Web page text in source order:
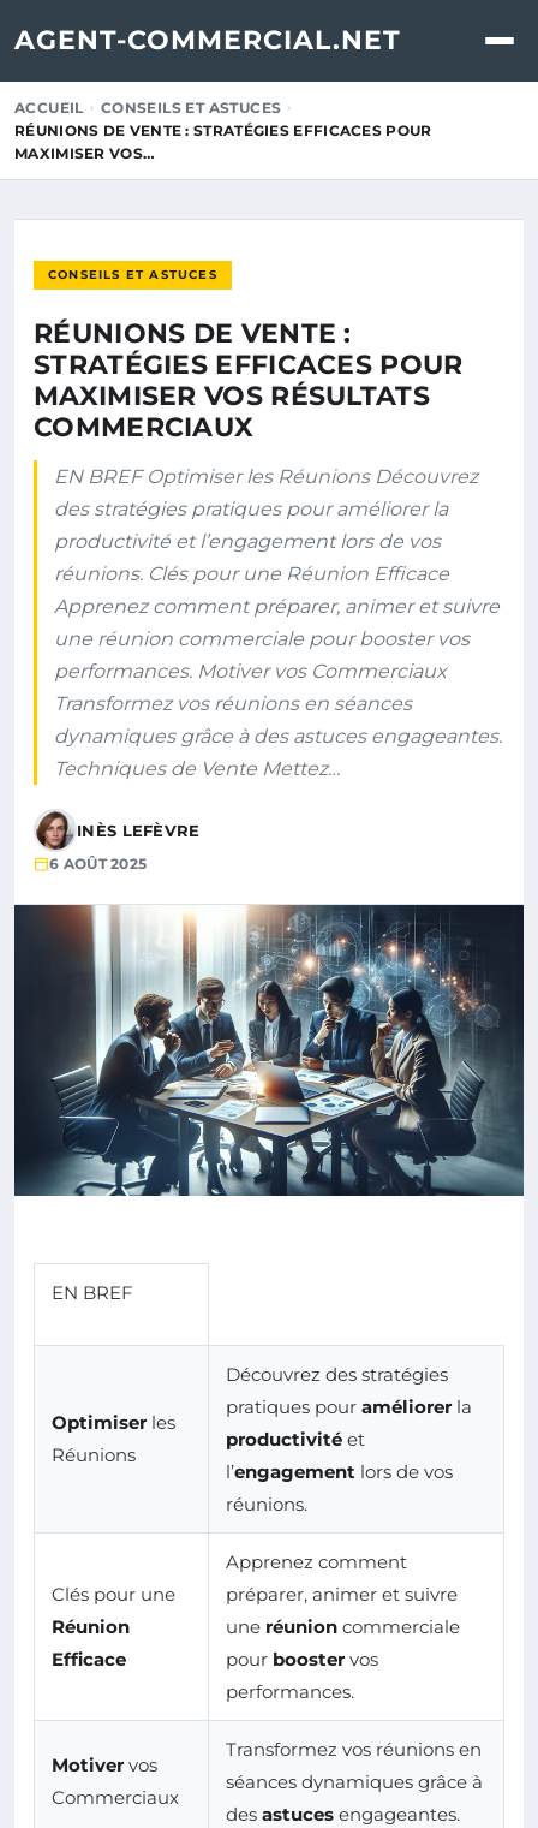
AGENT-COMMERCIAL.NET
ACCUEIL
CONSEILS ET ASTUCES
RÉUNIONS DE VENTE : STRATÉGIES EFFICACES POUR
MAXIMISER VOS…
CONSEILS ET ASTUCES
RÉUNIONS DE VENTE :
STRATÉGIES EFFICACES POUR
MAXIMISER VOS RÉSULTATS
COMMERCIAUX
EN BREF Optimiser les Réunions Découvrez
des stratégies pratiques pour améliorer la
productivité et l’engagement lors de vos
réunions. Clés pour une Réunion Efficace
Apprenez comment préparer, animer et suivre
une réunion commerciale pour booster vos
performances. Motiver vos Commerciaux
Transformez vos réunions en séances
dynamiques grâce à des astuces engageantes.
Techniques de Vente Mettez…
INÈS LEFÈVRE
6 AOÛT 2025
EN BREF
Optimiser les
Réunions
Découvrez des stratégies
pratiques pour améliorer la
productivité et
l’engagement lors de vos
réunions.
Clés pour une
Réunion
Efficace
Apprenez comment
préparer, animer et suivre
une réunion commerciale
pour booster vos
performances.
Motiver vos
Commerciaux
Transformez vos réunions en
séances dynamiques grâce à
des astuces engageantes.